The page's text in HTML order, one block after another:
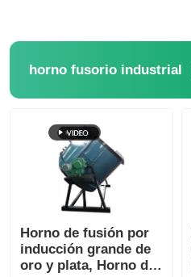
horno fusorio industrial
Horno de fusión por
inducción grande de
oro y plata, Horno de